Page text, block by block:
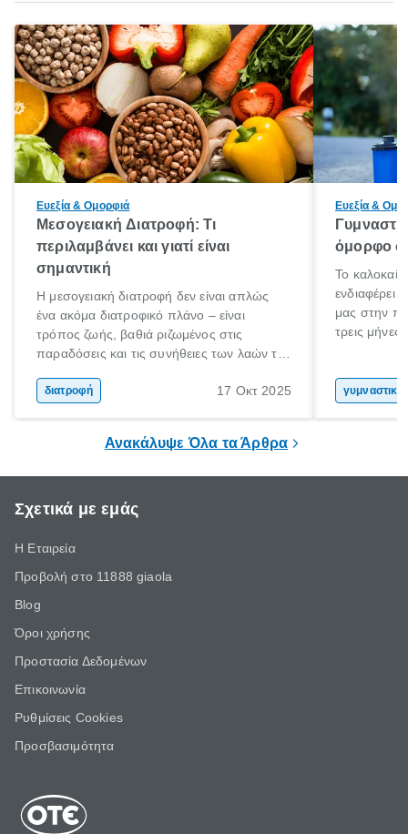
Ευεξία & Ομορφιά
Μεσογειακή Διατροφή: Τι
περιλαμβάνει και γιατί είναι
σημαντική
Η μεσογειακή διατροφή δεν είναι απλώς
ένα ακόμα διατροφικό πλάνο – είναι
τρόπος ζωής, βαθιά ριζωμένος στις
παραδόσεις και τις συνήθειες των λαών της
και ανεπεξέργαστα υλικά, αυτή η διατροφή
διατροφή 17 Οκτ 2025
Ευεξία &
όμορφο
Το
ενδιαφέρει
μας στην
τρεις μήνες
σου! Δεν
καλοκαίρι
γυμναστική
Ανακάλυψε Όλα τα Άρθρα
Σχετικά με εμάς
Η Εταιρεία
Προβολή στο 11888 giaola
Blog
Όροι χρήσης
Προστασία Δεδομένων
Επικοινωνία
Ρυθμίσεις Cookies
Προσβασιμότητα